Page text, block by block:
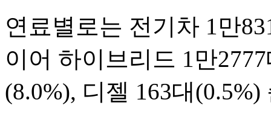
연료별로는 전기차 1만
이어 하이브리드 1만
(8.0%), 디젤 163대